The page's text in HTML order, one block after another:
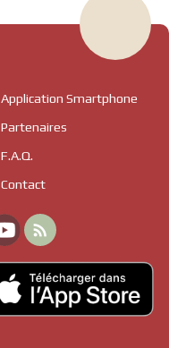
Application Smartphone
Partenaires
F.A.Q.
Contact
